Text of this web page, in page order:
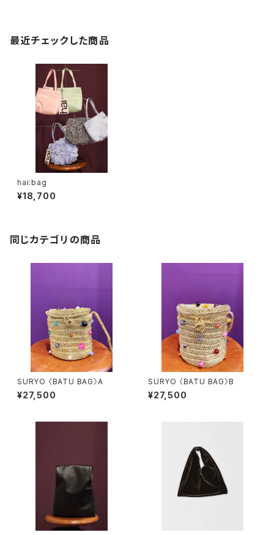
最近チェックした商品
hai:bag
¥18,700
同じカテゴリの商品
SURYO 〈BATU BAG〉A
¥27,500
SURYO 〈BATU BAG〉B
¥27,500